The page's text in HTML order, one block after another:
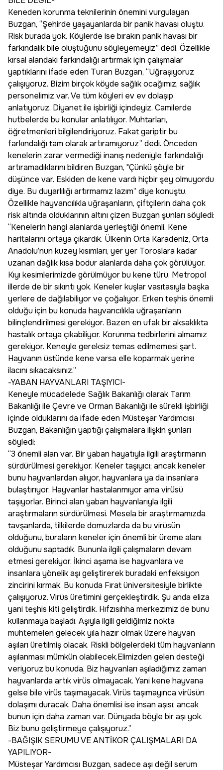
Keneden korunma teknilerinin önemini vurgulayan
Buzgan, “Şehirde yaşayanlarda bir panik havası oluştu.
Risk burada yok. Köylerde ise bırakın panik havası bir
farkındalık bile oluştuğunu söyleyemeyiz” dedi. Özellikle
kırsal alandaki farkındalığı artırmak için çalışmalar
yaptıklarını ifade eden Turan Buzgan, “Uğraşıyoruz
çalışıyoruz. Bizim birçok köyde sağlık ocağımız, sağlık
personelimiz var. Ve tüm köyleri ev ev dolaşıp
anlatıyoruz. Diyanet ile işbirliği içindeyiz. Camilerde
hutbelerde bu konular anlatılıyor. Muhtarları,
öğretmenleri bilgilendiriyoruz. Fakat gariptir bu
farkındalığı tam olarak artıramıyoruz” dedi. Önceden
kenelerin zarar vermediği inanış nedeniyle farkındalığı
artıramadıklarını bildiren Buzgan, "Çünkü şöyle bir
düşünce var. Eskiden de kene vardı hiçbir şey olmuyordu
diye. Bu duyarlılığı artırmamız lazım” diye konuştu.
Özellikle hayvancılıkla uğraşanların, çiftçilerin daha çok
risk altında olduklarının altını çizen Buzgan şunları söyledi:
“Kenelerin hangi alanlarda yerleştiği önemli. Kene
haritalarını ortaya çıkardık. Ülkenin Orta Karadeniz, Orta
Anadolu’nun kuzey kısımları, yer yer Toroslara kadar
uzanan dağlık kısa bodur alanlarda daha çok görülüyor.
Kıyı kesimlerimizde görülmüyor bu kene türü. Metropol
illerde de bir sıkıntı yok. Keneler kuşlar vasıtasıyla başka
yerlere de dağılabiliyor ve çoğalıyor. Erken teşhis önemli
olduğu için bu konuda hayvancılıkla uğraşanların
bilinçlendirilmesi gerekiyor. Bazen en ufak bir aksaklıkta
hastalık ortaya çıkabiliyor. Korunma tedbirlerini almamız
gerekiyor. Keneyle gereksiz temas edilmemesi şart.
Hayvanın üstünde kene varsa elle koparmak yerine
ilacını sıkacaksınız.”
-YABAN HAYVANLARI TAŞIYICI-
Keneyle mücadelede Sağlık Bakanlığı olarak Tarım
Bakanlığı ile Çevre ve Orman Bakanlığı ile sürekli işbirliği
içinde olduklarını da ifade eden Müsteşar Yardımcısı
Buzgan, Bakanlığın yaptığı çalışmalara ilişkin şunları
söyledi:
“3 önemli alan var. Bir yaban hayatıyla ilgili araştırmanın
sürdürülmesi gerekiyor. Keneler taşıyıcı; ancak keneler
bunu hayvanlardan alıyor, hayvanlara ya da insanlara
bulaştırıyor. Hayvanlar hastalanmıyor ama virüsü
taşıyorlar. Birinci alan yaban hayvanlarıyla ilgili
araştırmaların sürdürülmesi. Mesela bir araştırmamızda
tavşanlarda, tilkilerde domuzlarda da bu virüsün
olduğunu, buraların keneler için önemli bir üreme alanı
olduğunu saptadık. Bununla ilgili çalışmaların devam
etmesi gerekiyor. İkinci aşama ise hayvanlara ve
insanlara yönelik aşı geliştirerek buradaki enfeksiyon
zincirini kırmak. Bu konuda Fırat üniversitesiyle birlikte
çalışıyoruz. Virüs üretimini gerçekleştirdik. Şu anda eliza
yani teşhis kiti geliştirdik. Hıfzısıhha merkezimiz de bunu
kullanmaya başladı. Aşıyla ilgili geldiğimiz nokta
muhtemelen gelecek yıla hazır olmak üzere hayvan
aşıları üretilmiş olacak. Riskli bölgelerdeki tüm hayvanların
aşılanması mümkün olabilecek.Elimizden gelen desteği
veriyoruz bu konuda. Biz hayvanları aşıladığımız zaman
hayvanlarda artık virüs olmayacak. Yani kene hayvana
gelse bile virüs taşımayacak. Virüs taşımayınca virüsün
dolaşımı duracak. Daha önemlisi ise insan aşısı; ancak
bunun için daha zaman var. Dünyada böyle bir aşı yok.
Biz bunu geliştirmeye çalışıyoruz.”
-BAĞIŞIK SERUMU VE ANTİKOR ÇALIŞMALARI DA
YAPILIYOR-
Müsteşar Yardımcısı Buzgan, sadece aşı değil serum